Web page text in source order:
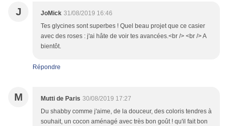
J JoMick 31/08/2019 16:46
Tes glycines sont superbes ! Quel beau projet que ce casier
avec des roses : j'ai hâte de voir tes avancées.<br /> <br /> A
bientôt.
Répondre
M Mutti de Paris 30/08/2019 17:27
Du shabby comme j'aime, de la douceur, des coloris tendres à
souhait, un cocon aménagé avec très bon goût ! qu'il fait bon